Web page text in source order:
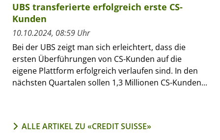
UBS transferierte erfolgreich erste CS-
Kunden
10.10.2024, 08:59 Uhr
Bei der UBS zeigt man sich erleichtert, dass die
ersten Überführungen von CS-Kunden auf die
eigene Plattform erfolgreich verlaufen sind. In den
nächsten Quartalen sollen 1,3 Millionen CS-Kunden...
ALLE ARTIKEL ZU «CREDIT SUISSE»